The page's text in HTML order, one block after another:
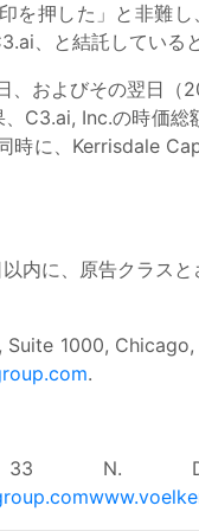
押した」と非難
、と結託している
、およびその翌日
C3.ai, Inc.の時価
に、Kerrisdale
内に、原告クラス
1000,
.